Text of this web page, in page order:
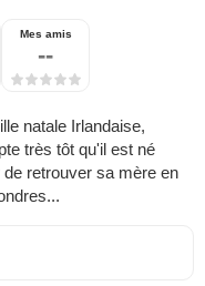
Mes amis
--
natale Irlandaise,
très tôt qu'il est né
retrouver sa mère en